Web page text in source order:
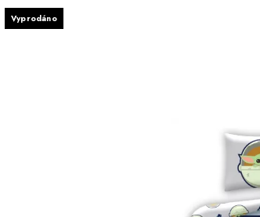
Vyprodáno